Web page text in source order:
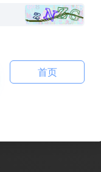
首页